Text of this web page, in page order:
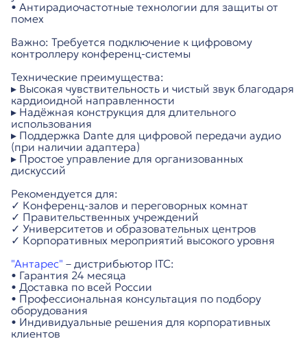
• Антирадиочастотные технологии для защиты от
помех
Важно: Требуется подключение к цифровому
контроллеру конференц-системы
Технические преимущества:
▸ Высокая чувствительность и чистый звук благодаря
кардиоидной направленности
▸ Надёжная конструкция для длительного
использования
▸ Поддержка Dante для цифровой передачи аудио
(при наличии адаптера)
▸ Простое управление для организованных
дискуссий
Рекомендуется для:
✓ Конференц-залов и переговорных комнат
✓ Правительственных учреждений
✓ Университетов и образовательных центров
✓ Корпоративных мероприятий высокого уровня
"Антарес" – дистрибьютор ITC:
• Гарантия 24 месяца
• Доставка по всей России
• Профессиональная консультация по подбору
оборудования
• Индивидуальные решения для корпоративных
клиентов